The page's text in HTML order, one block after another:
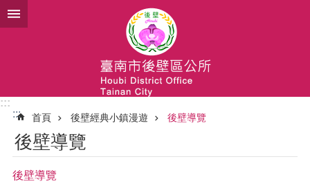
跳到主要內容區塊
:::
:::
首頁 後壁經典小鎮漫遊 後壁導覽
後壁導覽
後壁導覽